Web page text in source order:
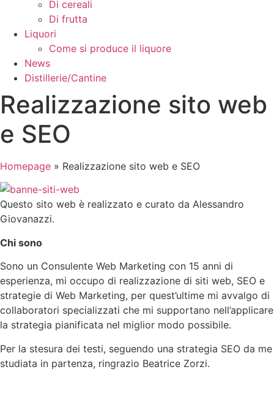
Di cereali
Di frutta
Liquori
Come si produce il liquore
News
Distillerie/Cantine
Realizzazione sito web
e SEO
Homepage » Realizzazione sito web e SEO
Questo sito web è realizzato e curato da Alessandro
Giovanazzi.
Chi sono
Sono un Consulente Web Marketing con 15 anni di
esperienza, mi occupo di realizzazione di siti web, SEO e
strategie di Web Marketing, per quest’ultime mi avvalgo di
collaboratori specializzati che mi supportano nell’applicare
la strategia pianificata nel miglior modo possibile.
Per la stesura dei testi, seguendo una strategia SEO da me
studiata in partenza, ringrazio Beatrice Zorzi.